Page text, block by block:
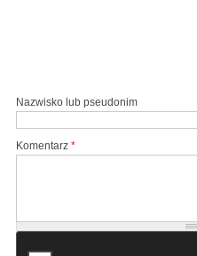
Nazwisko lub pseudonim
Komentarz *